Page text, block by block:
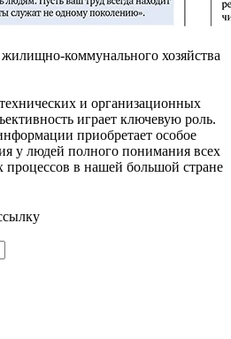
коммунального хозяйства
и организационных
играет ключевую роль.
приобретает особое
у людей полного понимания всех
процессов в нашей большой стране